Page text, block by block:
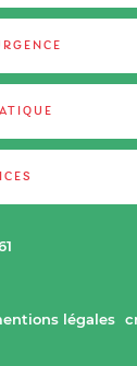
légales